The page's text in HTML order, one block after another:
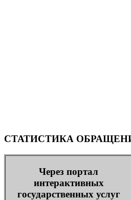
СТАТИСТИКА
Через портал
интерактивных
государственных услуг